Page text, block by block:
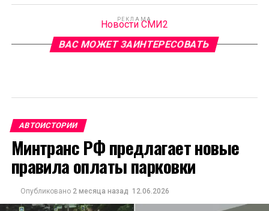
РЕКЛАМА
Новости СМИ2
ВАС МОЖЕТ ЗАИНТЕРЕСОВАТЬ
АВТОИСТОРИИ
Минтранс РФ предлагает новые
правила оплаты парковки
Опубликовано 2 месяца назад 12.06.2026